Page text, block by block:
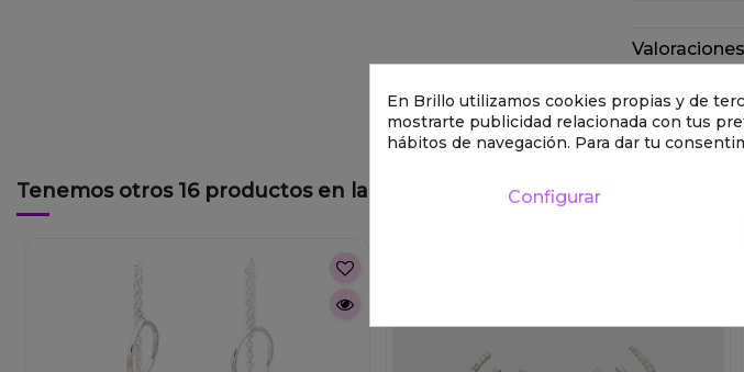
Valoraciones
Derecho de
Tenemos otros 16 productos en la misma categoría:
En Brillo utilizamos cookies propias y de
mostrarte publicidad relacionada con tus
hábitos de navegación. Para dar tu
Configurar